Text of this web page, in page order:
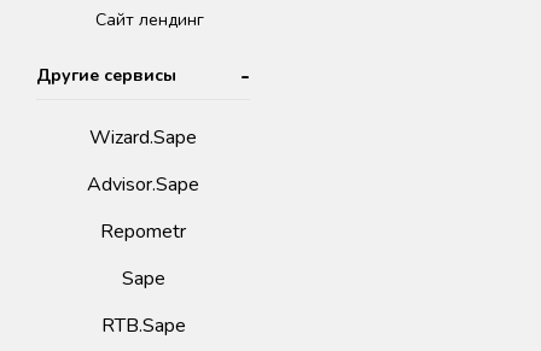
Сайт лендинг
Другие сервисы
Wizard.Sape
Advisor.Sape
Repometr
Sape
RTB.Sape